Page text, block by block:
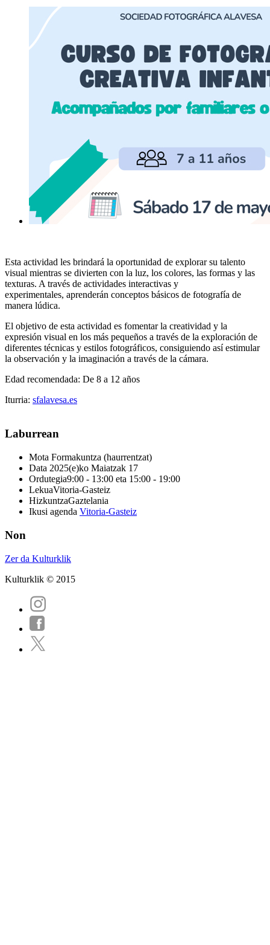
Esta actividad les brindará la oportunidad de explorar su talento
visual mientras se divierten con la luz, los colores, las formas y las
texturas. A través de actividades interactivas y
experimentales, aprenderán conceptos básicos de fotografía de
manera lúdica.
El objetivo de esta actividad es fomentar la creatividad y la
expresión visual en los más pequeños a través de la exploración de
diferentes técnicas y estilos fotográficos, consiguiendo así estimular
la observación y la imaginación a través de la cámara.
Edad recomendada: De 8 a 12 años
Iturria: sfalavesa.es
Laburrean
Mota Formakuntza (haurrentzat)
Data 2025(e)ko Maiatzak 17
Ordutegia9:00 - 13:00 eta 15:00 - 19:00
LekuaVitoria-Gasteiz
HizkuntzaGaztelania
Ikusi agenda Vitoria-Gasteiz
Non
Zer da Kulturklik
Kulturklik © 2015